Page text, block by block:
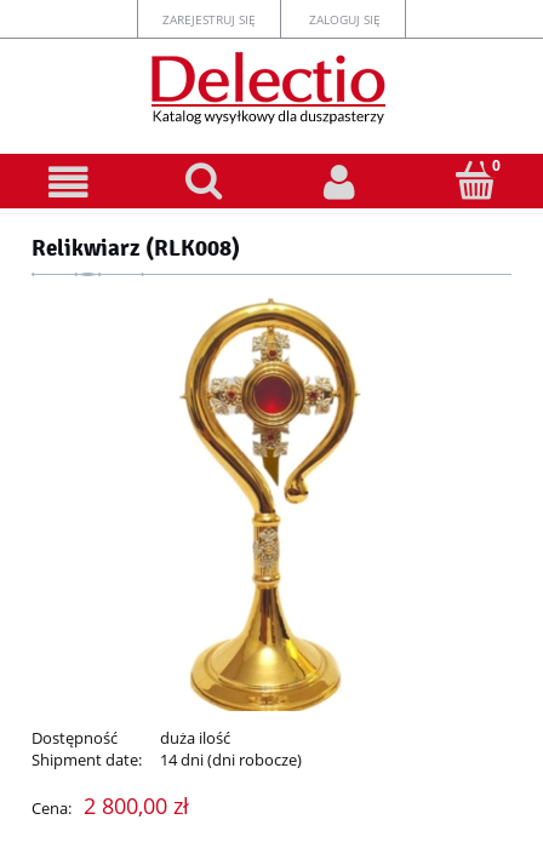
ZAREJESTRUJ SIĘ ZALOGUJ SIĘ
Relikwiarz (RLK008)
Dostępność
duża ilość
Shipment date:
14 dni (dni robocze)
Cena: 2 800,00 zł